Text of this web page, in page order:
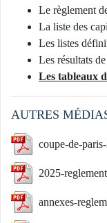
Le règlement
La liste des
Les listes
Les résultats
Les tableaux
AUTRES
coupe-de-
2025-
annexes-